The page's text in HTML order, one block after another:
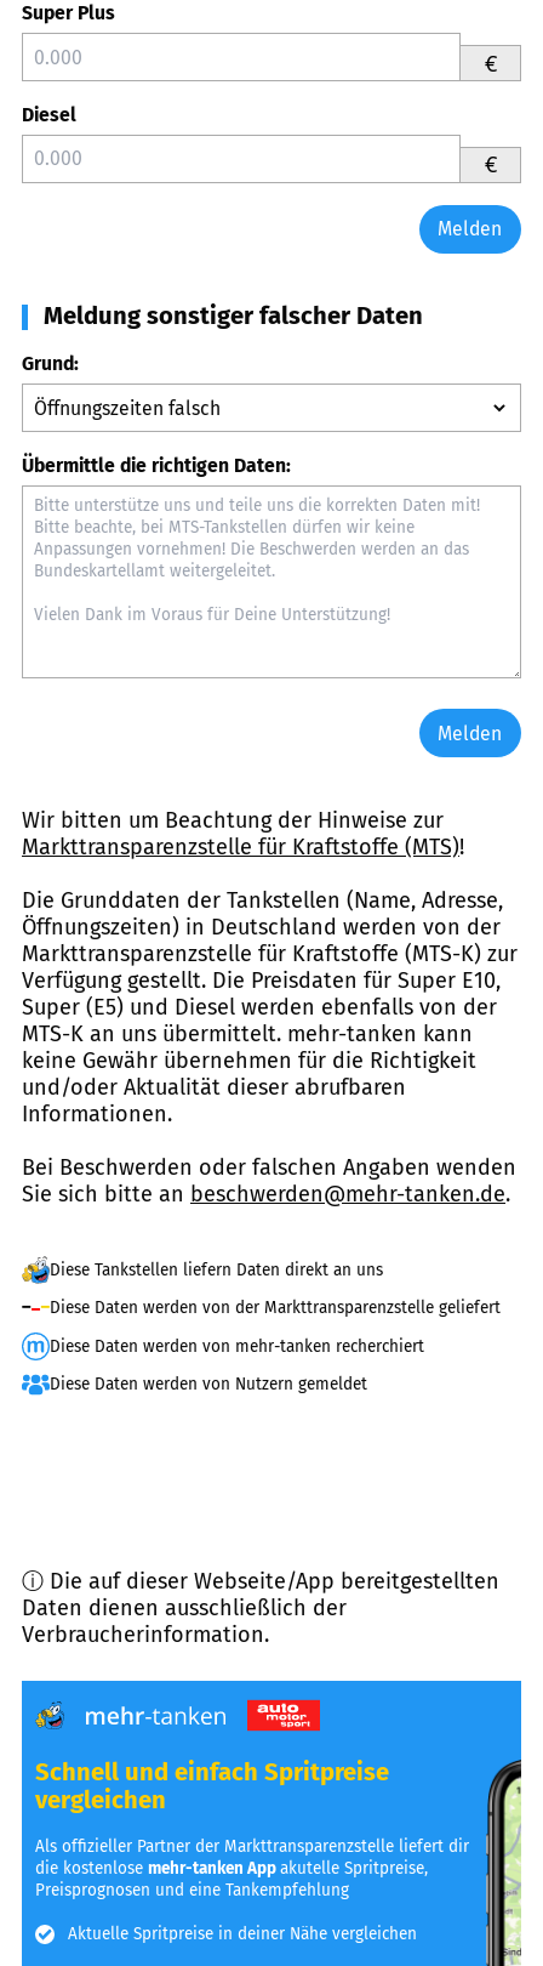
Super Plus
€
Diesel
€
Melden
Meldung sonstiger falscher Daten
Grund:
Übermittle die richtigen Daten:
Melden
Wir bitten um Beachtung der Hinweise zur
Markttransparenzstelle für Kraftstoffe (MTS)!
Die Grunddaten der Tankstellen (Name, Adresse,
Öffnungszeiten) in Deutschland werden von der
Markttransparenzstelle für Kraftstoffe (MTS-K) zur
Verfügung gestellt. Die Preisdaten für Super E10,
Super (E5) und Diesel werden ebenfalls von der
MTS-K an uns übermittelt. mehr-tanken kann
keine Gewähr übernehmen für die Richtigkeit
und/oder Aktualität dieser abrufbaren
Informationen.
Bei Beschwerden oder falschen Angaben wenden
Sie sich bitte an beschwerden@mehr-tanken.de.
Diese Tankstellen liefern Daten direkt an uns
Diese Daten werden von der Markttransparenzstelle geliefert
Diese Daten werden von mehr-tanken recherchiert
Diese Daten werden von Nutzern gemeldet
ⓘ Die auf dieser Webseite/App bereitgestellten
Daten dienen ausschließlich der
Verbraucherinformation.
Schnell und einfach Spritpreise
vergleichen
Als offizieller Partner der Markttransparenzstelle liefert dir
die kostenlosemehr-tanken Appakutelle Spritpreise,
Preisprognosen und eine Tankempfehlung
Aktuelle Spritpreise in deiner Nähe vergleichen